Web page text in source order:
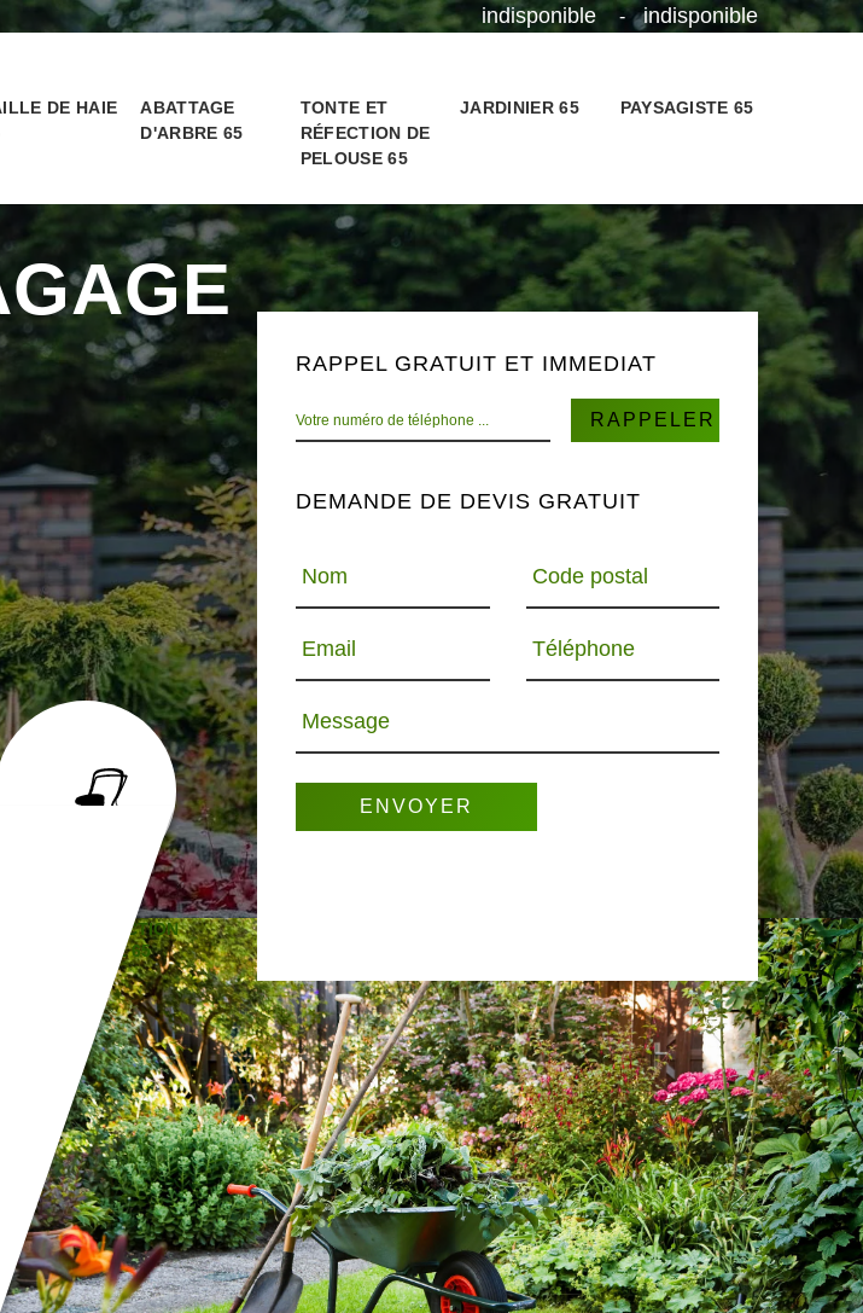
indisponible - indisponible
DE HAIE
ABATTAGE
D'ARBRE 65
TONTE ET
RÉFECTION DE
PELOUSE 65
JARDINIER 65 PAYSAGISTE 65
TONTE ET RÉFECTION
DE PELOUSE 65
JARDINIER 65 ELAGUEUR 65
RAPPEL GRATUIT ET IMMEDIAT
DEMANDE DE DEVIS GRATUIT
Nom Code postal
Email Téléphone
Message